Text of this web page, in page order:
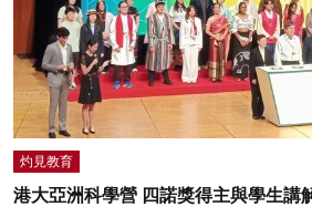
灼見教育
港大亞洲科學營 四諾獎得主與學生講